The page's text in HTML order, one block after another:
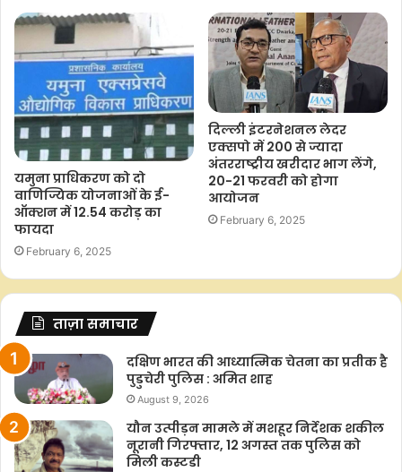
यमुना प्राधिकरण को दो
वाणिज्यिक योजनाओं के ई-
ऑक्शन में 12.54 करोड़ का
फायदा
February 6, 2025
दिल्ली इंटरनेशनल लेदर
एक्सपो में 200 से ज्यादा
अंतरराष्ट्रीय खरीदार भाग लेंगे,
20-21 फरवरी को होगा
आयोजन
February 6, 2025
ताज़ा समाचार
दक्षिण भारत की आध्यात्मिक चेतना का प्रतीक है
पुडुचेरी पुलिस : अमित शाह
August 9, 2026
यौन उत्पीड़न मामले में मशहूर निर्देशक शकील
नूरानी गिरफ्तार, 12 अगस्त तक पुलिस को
मिली कस्टडी